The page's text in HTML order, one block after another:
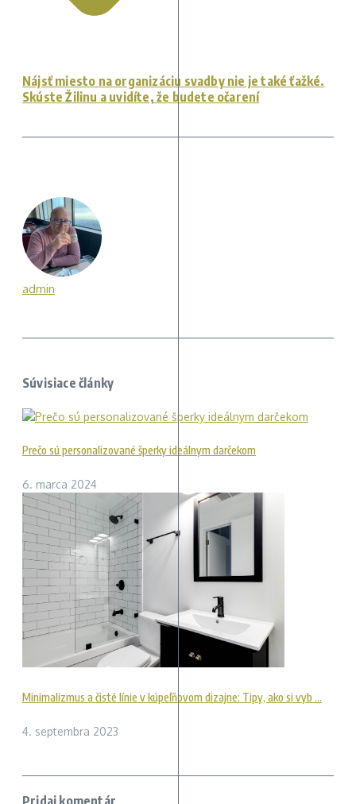
Nájsť miesto na organizáciu svadby nie je také ťažké.
Skúste Žilinu a uvidíte, že budete očarení
admin
Súvisiace články
Prečo sú personalizované šperky ideálnym darčekom
6. marca 2024
Minimalizmus a čisté línie v kúpeľňovom dizajne: Tipy, ako si vyb ...
4. septembra 2023